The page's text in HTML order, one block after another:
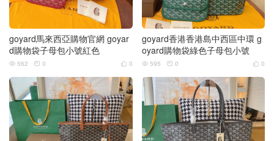
goyard馬來西亞購物官網 goyar
d購物袋子母包小號紅色
 0
 562  0
goyard香港香港島中西區中環 g
oyard購物袋綠色子母包小號
 0
 595  0